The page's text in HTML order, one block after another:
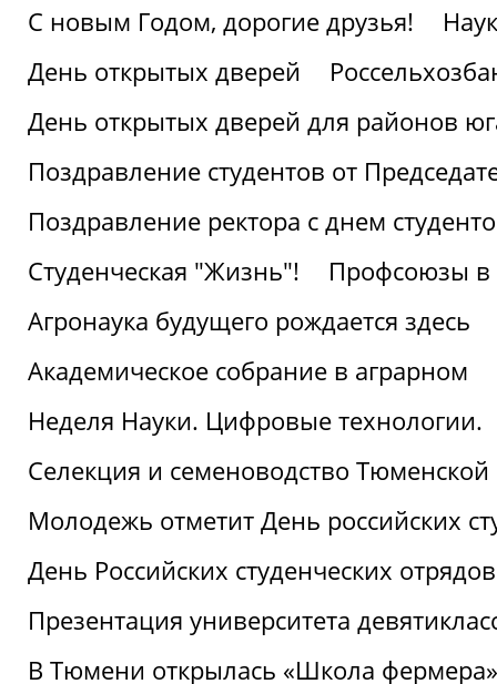
С новым Годом, дорогие друзья!
День открытых дверей
День открытых дверей для районов
Поздравление студентов от
Поздравление ректора с днем
Студенческая "Жизнь"!
Профсоюзы в
Агронаука будущего рождается здесь
Академическое собрание в аграрном
Неделя Науки. Цифровые технологии.
Селекция и семеноводство Тюменской
Молодежь отметит День российских
День Российских студенческих
Презентация университета
В Тюмени открылась «Школа фермера»